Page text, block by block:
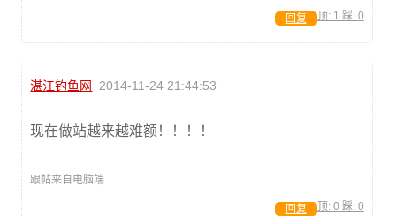
顶: 1 踩: 0
回复
湛江钓鱼网 2014-11-24 21:44:53
现在做站越来越难额！！！！
跟帖来自电脑端
顶: 0 踩: 0
回复